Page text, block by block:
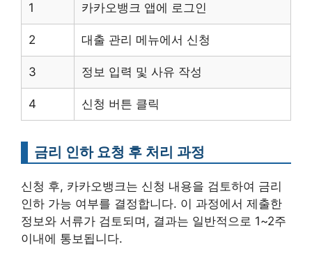
1 카카오뱅크 앱에 로그인
2 대출 관리 메뉴에서 신청
3 정보 입력 및 사유 작성
4 신청 버튼 클릭
금리 인하 요청 후 처리 과정
신청 후, 카카오뱅크는 신청 내용을 검토하여 금리
인하 가능 여부를 결정합니다. 이 과정에서 제출한
정보와 서류가 검토되며, 결과는 일반적으로 1~2주
이내에 통보됩니다.